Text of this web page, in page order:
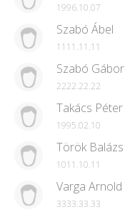
1996.10.07
Szabó Ábel
1111.11.11
Szabó Gábor
2222.22.22
Takács Péter
1995.02.10
Török Balázs
1011.10.11
Varga Arnold
3333.33.33